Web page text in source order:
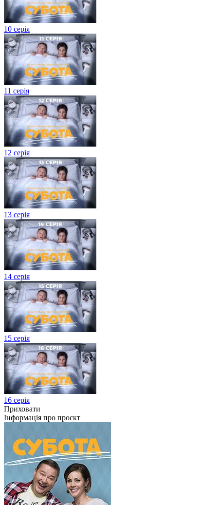
10 серія
11 серія
12 серія
13 серія
14 серія
15 серія
16 серія
Приховати
Інформація про проєкт